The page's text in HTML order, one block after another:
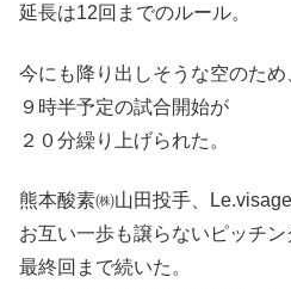
延長は12回までのルール。
今にも降り出しそうな空のため
９時半予定の試合開始が
２０分繰り上げられた。
熊本酸素㈱山田投手、
お互い一歩も譲らないピッチン
最終回まで続いた。